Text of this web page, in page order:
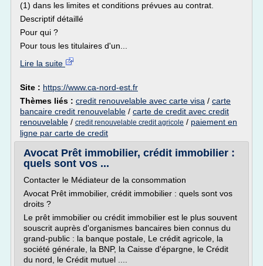
(1) dans les limites et conditions prévues au contrat.
Descriptif détaillé
Pour qui ?
Pour tous les titulaires d'un...
Lire la suite
Site : https://www.ca-nord-est.fr
Thèmes liés : credit renouvelable avec carte visa / carte
bancaire credit renouvelable / carte de credit avec credit
renouvelable / credit renouvelable credit agricole / paiement en
ligne par carte de credit
Avocat Prêt immobilier, crédit immobilier :
quels sont vos ...
Contacter le Médiateur de la consommation
Avocat Prêt immobilier, crédit immobilier : quels sont vos
droits ?
Le prêt immobilier ou crédit immobilier est le plus souvent
souscrit auprès d'organismes bancaires bien connus du
grand-public : la banque postale, Le crédit agricole, la
société générale, la BNP, la Caisse d'épargne, le Crédit
du nord, le Crédit mutuel ....